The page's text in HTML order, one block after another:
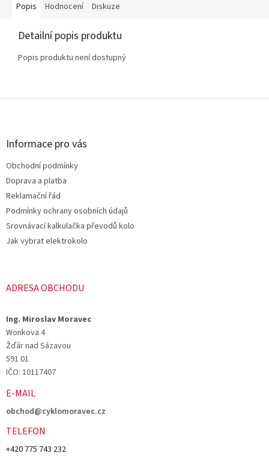
Popis Hodnocení Diskuze
Detailní popis produktu
Popis produktu není dostupný
Z
Informace pro vás
Obchodní podmínky
Doprava a platba
Reklamační řád
Podmínky ochrany osobních údajů
Srovnávací kalkulačka převodů kolo
Jak vybrat elektrokolo
ADRESA OBCHODU
Ing. Miroslav Moravec
Wonkova 4
Žďár nad Sázavou
591 01
IČO: 10117407
E-MAIL
obchod@cyklomoravec.cz
TELEFON
+420 775 743 232